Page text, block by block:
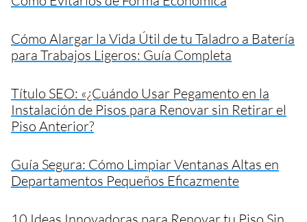
Cómo Alargar la Vida Útil de tu Taladro a Batería
para Trabajos Ligeros: Guía Completa
Título SEO: «¿Cuándo Usar Pegamento en la
Instalación de Pisos para Renovar sin Retirar el
Piso Anterior?
Guía Segura: Cómo Limpiar Ventanas Altas en
Departamentos Pequeños Eficazmente